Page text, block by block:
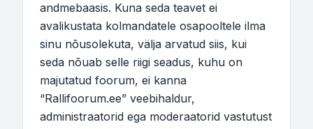
andmebaasis. Kuna seda teavet ei
avalikustata kolmandatele osapooltele ilma
sinu nõusolekuta, välja arvatud siis, kui
seda nõuab selle riigi seadus, kuhu on
majutatud foorum, ei kanna
“Rallifoorum.ee” veebihaldur,
administraatorid ega moderaatorid vastutust